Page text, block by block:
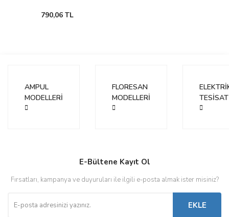
790,06 TL
AMPUL
MODELLERİ
FLORESAN
MODELLERİ
TESİSAT
E-Bültene Kayıt Ol
Fırsatları, kampanya ve duyuruları ile ilgili e-posta almak ister misiniz?
EKLE